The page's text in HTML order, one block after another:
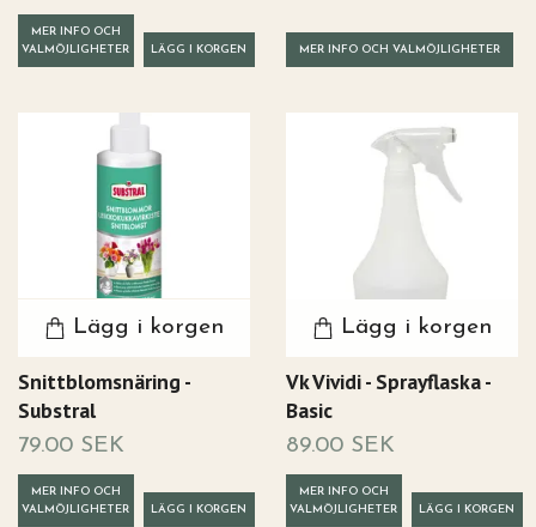
MER INFO OCH
VALMÖJLIGHETER
MER INFO OCH VALMÖJLIGHETER
Lägg i korgen
Snittblomsnäring -
Substral
79.00 SEK
MER INFO OCH
VALMÖJLIGHETER
Lägg i korgen
Vk Vividi - Sprayflaska -
Basic
89.00 SEK
MER INFO OCH
VALMÖJLIGHETER